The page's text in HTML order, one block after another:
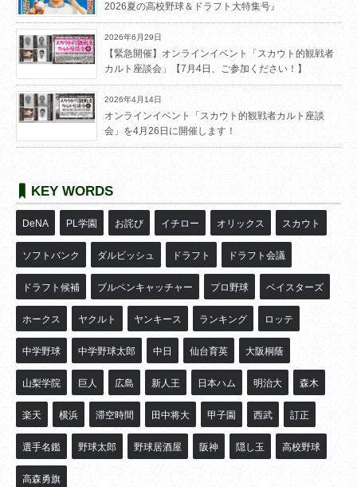
2026夏の高校野球＆ドラフト大特集号』
2026年6月29日
【緊急開催】オンラインイベント「スカウト的観戦者
カルト座談会」【7月4日、ご参加ください！】
2026年4月14日
オンラインイベント「スカウト的観戦者カルト座談
会」を4月26日に開催します！
KEY WORDS
DeNA PL学園 お詫び イチロー オリックス スカウト
ソフトバンク ダルビッシュ ドラフト ドラフト会議
ドラフト候補 ブルペンキャッチャー プロ野球 ベイスターズ
ホークス ヤクルト ヤンキース ランキング ロッテ
中学野球 中学野球太郎 中日 仙台育英 大阪桐蔭
山梨学院 巨人 広島 新人王 日本ハム 明治大 森木
楽天 横浜 滞空時間 田中将大 甲子園 西武 訂正
選手名鑑 野球太郎 野球居酒屋 阪神 隠し玉 高校野球
高森勇旗